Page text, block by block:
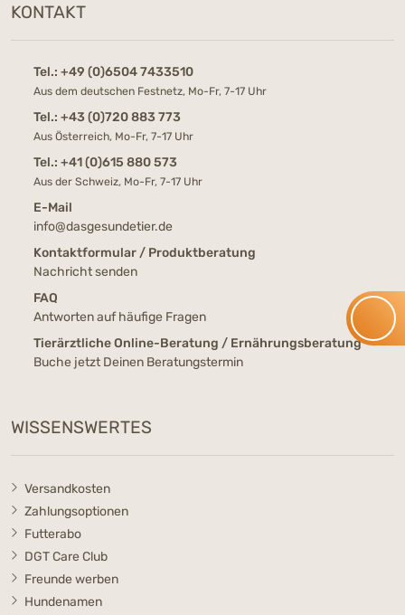
KONTAKT
Tel.: +49 (0)6504 7433510
Aus dem deutschen Festnetz, Mo-Fr, 7-17 Uhr
Tel.: +43 (0)720 883 773
Aus Österreich, Mo-Fr, 7-17 Uhr
Tel.: +41 (0)615 880 573
Aus der Schweiz, Mo-Fr, 7-17 Uhr
E-Mail
info@dasgesundetier.de
Kontaktformular / Produktberatung
Nachricht senden
FAQ
Antworten auf häufige Fragen
Tierärztliche Online-Beratung / Ernährungsberatung
Buche jetzt Deinen Beratungstermin
WISSENSWERTES
Versandkosten
Zahlungsoptionen
Futterabo
DGT Care Club
Freunde werben
Hundenamen